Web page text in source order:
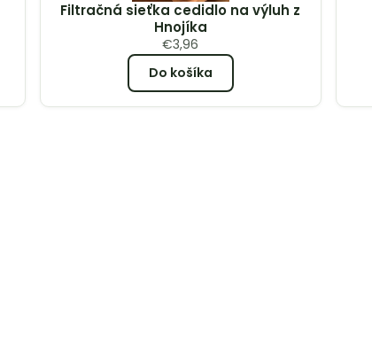
Filtračná sieťka cedidlo na výluh z
Hnojíka
€3,96
Do košíka